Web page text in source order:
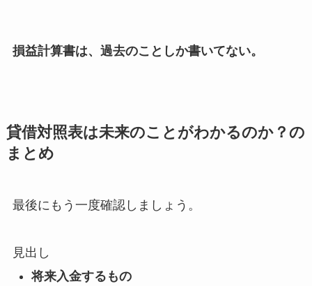
損益計算書は、過去のことしか書いてない。
貸借対照表は未来のことがわかるのか？の
まとめ
最後にもう一度確認しましょう。
見出し
将来入金するもの